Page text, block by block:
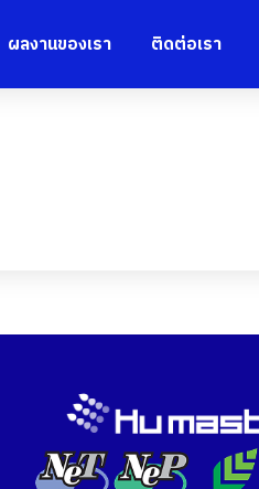
ผลงานของเรา ติดต่อเรา